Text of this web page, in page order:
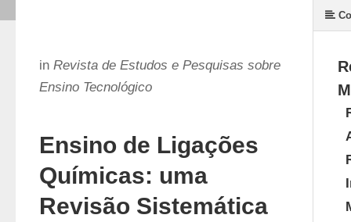
in Revista de Estudos e Pesquisas sobre
Ensino Tecnológico
Ensino de Ligações
Químicas: uma
Revisão Sistemática